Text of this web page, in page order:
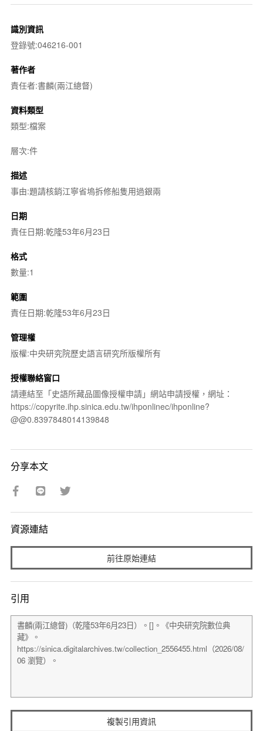
識別資訊
登錄號:046216-001
著作者
責任者:書麟(兩江總督)
資料類型
類型:檔案
層次:件
描述
事由:題請核銷江寧省塢拆修船隻用過銀兩
日期
責任日期:乾隆53年6月23日
格式
數量:1
範圍
責任日期:乾隆53年6月23日
管理權
版權:中央研究院歷史語言研究所版權所有
授權聯絡窗口
請連結至「史語所藏品圖像授權申請」網站申請授權，網址：
https://copyrite.ihp.sinica.edu.tw/ihponlinec/ihponline?
@@0.8397848014139848
分享本文
資源連結
前往原始連結
引用
複製引用資訊